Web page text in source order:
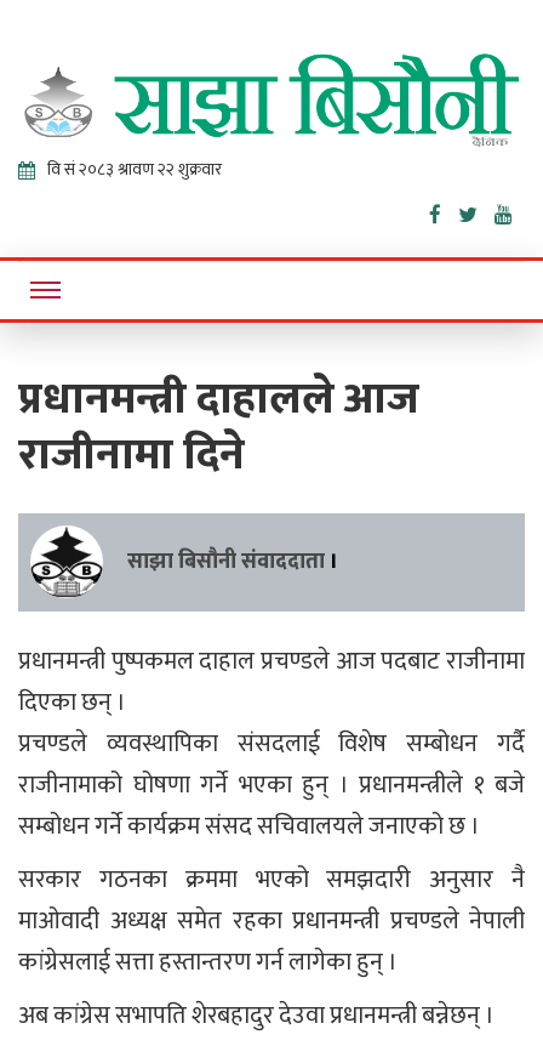
Sajha
Bisaunee
Online News Portal
प्रधानमन्त्री दाहालले आज
राजीनामा दिने
साझा बिसौनी संवाददाता ।
प्रधानमन्त्री पुष्पकमल दाहाल प्रचण्डले आज पदबाट राजीनामा
दिएका छन् ।
प्रचण्डले व्यवस्थापिका संसदलाई विशेष सम्बोधन गर्दै
राजीनामाको घोषणा गर्ने भएका हुन् । प्रधानमन्त्रीले १ बजे
सम्बोधन गर्ने कार्यक्रम संसद सचिवालयले जनाएको छ ।
सरकार गठनका क्रममा भएको समझदारी अनुसार नै
माओवादी अध्यक्ष समेत रहका प्रधानमन्त्री प्रचण्डले नेपाली
कांग्रेसलाई सत्ता हस्तान्तरण गर्न लागेका हुन् ।
अब कांग्रेस सभापति शेरबहादुर देउवा प्रधानमन्त्री बन्नेछन् ।